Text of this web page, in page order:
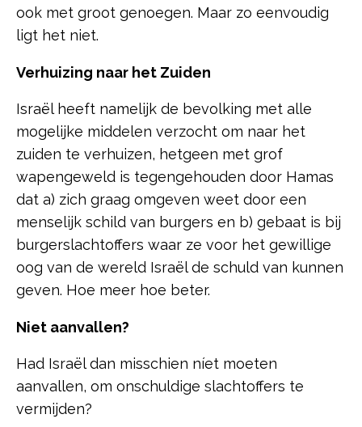
ook met groot genoegen. Maar zo eenvoudig
ligt het niet.
Verhuizing naar het Zuiden
Israël heeft namelijk de bevolking met alle
mogelijke middelen verzocht om naar het
zuiden te verhuizen, hetgeen met grof
wapengeweld is tegengehouden door Hamas
dat a) zich graag omgeven weet door een
menselijk schild van burgers en b) gebaat is bij
burgerslachtoffers waar ze voor het gewillige
oog van de wereld Israël de schuld van kunnen
geven. Hoe meer hoe beter.
Niet aanvallen?
Had Israël dan misschien níet moeten
aanvallen, om onschuldige slachtoffers te
vermijden?